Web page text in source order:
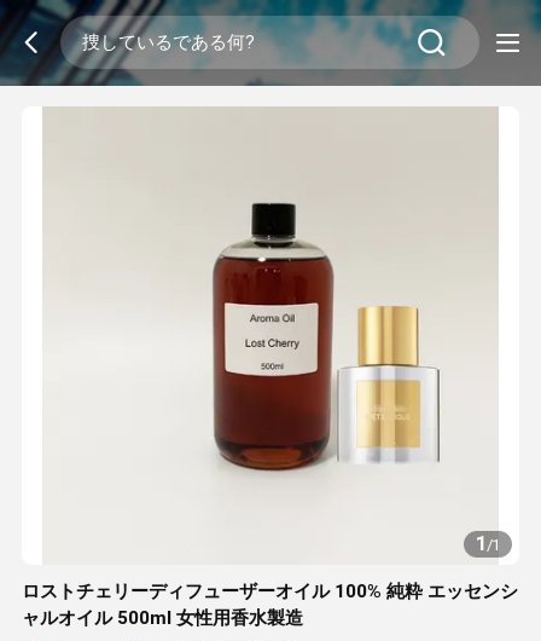
1/1
ロストチェリーディフューザーオイル 100% 純粋 エッセンシ
ャルオイル 500ml 女性用香水製造